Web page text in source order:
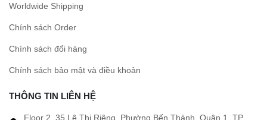
Worldwide Shipping
Chính sách Order
Chính sách đổi hàng
Chính sách bảo mật và điều khoản
THÔNG TIN LIÊN HỆ
Floor 2, 35 Lê Thị Riêng, Phường Bến Thành, Quận 1, TP